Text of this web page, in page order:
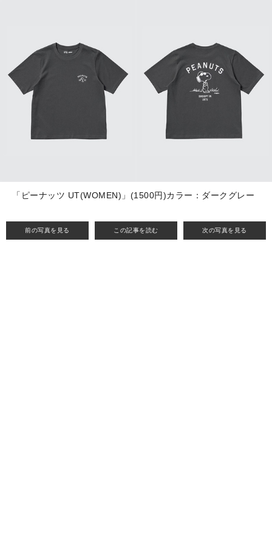
前の写真を見る この記事を読む 次の写真を見る
「ピーナッツ UT(WOMEN)」(1500円)カラー：ダークグレー